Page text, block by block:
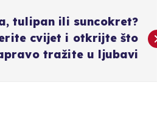
tulipan ili suncokret?
cvijet i otkrijte što
tražite u ljubavi